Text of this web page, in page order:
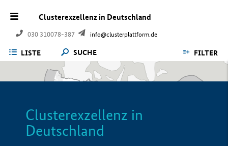
Clusterexzellenz in Deutschland
030 310078-387 info@clusterplattform.de
LISTE SUCHE FILTER
Clusterexzellenz in
Deutschland